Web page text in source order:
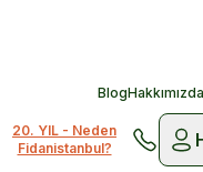
BlogHakkımızda
20. YIL - Neden
Fidanistanbul?